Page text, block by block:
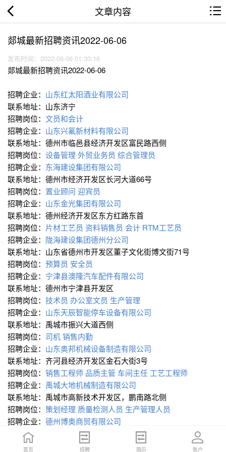
文章内容
郯城最新招聘资讯2022-06-06
发布时间：2022-06-06 01:30:16
郯城最新招聘资讯2022-06-06
招聘企业： 山东红太阳酒业有限公司
联系地址：山东济宁
招聘岗位： 文员和会计
招聘企业： 山东兴氟新材料有限公司
联系地址：德州市临邑县经济开发区富民路西侧
招聘岗位： 设备管理 外贸业务员 综合管理员
招聘企业： 东海建设集团有限公司
联系地址：德州市经济开发区长河大道66号
招聘岗位： 置业顾问 迎宾员
招聘企业： 山东金光集团有限公司
联系地址：德州经济开发区东方红路东首
招聘岗位： 片材工艺员 资料销售员 会计 RTM工艺员
招聘企业： 陇海建设集团德州分公司
联系地址：山东省德州市开发区董子文化街博文街71号
招聘岗位： 预算员 安全员
招聘企业： 宁津县澳隆汽车配件有限公司
联系地址：德州市宁津县开发区
招聘岗位： 技术员 办公室文员 生产管理
招聘企业： 山东天辰智能停车设备有限公司
联系地址：禹城市振兴大道西侧
招聘岗位： 司机销售内勤
招聘企业： 山东奥邦机械设备制造有限公司
联系地址：齐河县经济开发区金石大街3号
招聘岗位： 销售工程师 品质主管 车间主任 工艺工程师
招聘企业： 禹城大地机械制造有限公司
联系地址：禹城市高新技术开发区，鹏南路北侧
招聘岗位： 策划经理 质量检测人员 生产管理人员
招聘企业： 德州博奥商贸有限公司
联系地址：德州市解放北路
招聘岗位：
业务员
首页 招聘 简历 账户
首页 招聘 简历 账户